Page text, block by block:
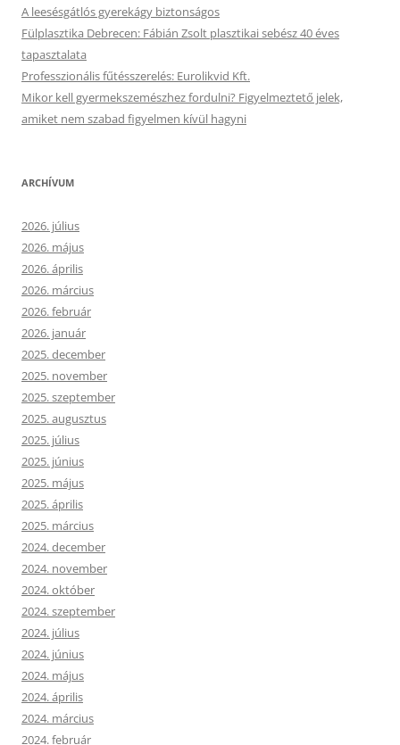
A leesésgátlós gyerekágy biztonságos
Fülplasztika Debrecen: Fábián Zsolt plasztikai sebész 40 éves
tapasztalata
Professzionális fűtésszerelés: Eurolikvid Kft.
Mikor kell gyermekszemészhez fordulni? Figyelmeztető jelek,
amiket nem szabad figyelmen kívül hagyni
ARCHÍVUM
2026. július
2026. május
2026. április
2026. március
2026. február
2026. január
2025. december
2025. november
2025. szeptember
2025. augusztus
2025. július
2025. június
2025. május
2025. április
2025. március
2024. december
2024. november
2024. október
2024. szeptember
2024. július
2024. június
2024. május
2024. április
2024. március
2024. február